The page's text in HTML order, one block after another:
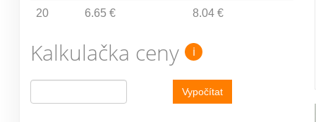
20 6.65 € 8.04 €
Kalkulačka ceny i
Vypočítat